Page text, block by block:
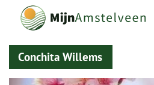
Conchita Willems